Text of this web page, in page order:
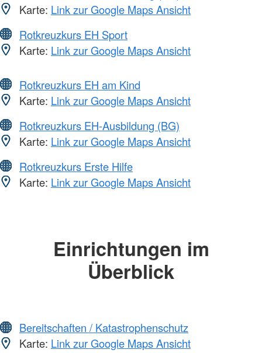
Karte: Link zur Google Maps Ansicht
Rotkreuzkurs EH Sport
Karte: Link zur Google Maps Ansicht
Rotkreuzkurs EH am Kind
Karte: Link zur Google Maps Ansicht
Rotkreuzkurs EH-Ausbildung (BG)
Karte: Link zur Google Maps Ansicht
Rotkreuzkurs Erste Hilfe
Karte: Link zur Google Maps Ansicht
Einrichtungen im
Überblick
Bereitschaften / Katastrophenschutz
Karte: Link zur Google Maps Ansicht